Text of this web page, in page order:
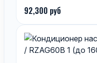
92,300 руб